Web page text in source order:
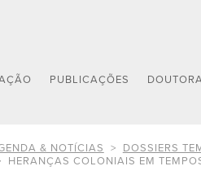
PUBLICAÇÕES
& NOTÍCIAS
DOSSIERS
HERANÇAS COLONIAIS EM